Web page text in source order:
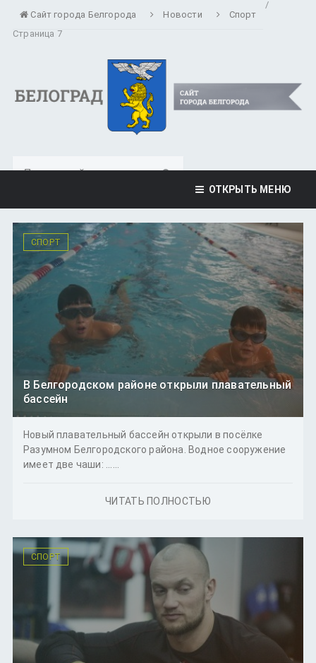
Сайт города Белгорода Новости Спорт
/
Страница 7
ОТКРЫТЬ МЕНЮ
СПОРТ
В Белгородском районе открыли плавательный
бассейн
Новый плавательный бассейн открыли в посёлке
Разумном Белгородского района. Водное сооружение
имеет две чаши: ......
ЧИТАТЬ ПОЛНОСТЬЮ
СПОРТ